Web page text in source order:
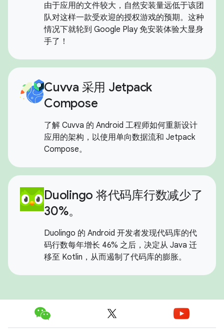
由于应用的文件较大，自然安装量远低于该团
队对这样一款受欢迎的授权游戏的预期。这种
情况下就轮到 Google Play 免安装体验大显身
手了！
Cuvva 采用 Jetpack
Compose
了解 Cuvva 的 Android 工程师如何重新设计
应用的架构，以使用单向数据流和 Jetpack
Compose。
Duolingo 将代码库行数减少了
30%。
Duolingo 的 Android 开发者发现代码库的代
码行数每年增长 46% 之后，决定从 Java 迁
移至 Kotlin，从而遏制了代码库的膨胀。